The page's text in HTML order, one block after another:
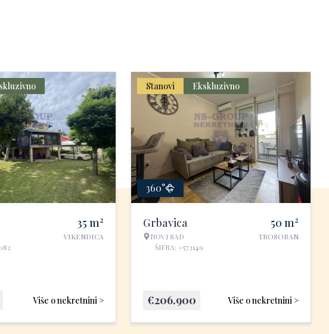
35 m2
VIKENDICA
Više o nekretnini >
Stanovi Ekskluzivno
360°
Grbavica
NOVI SAD
ŠIFRA: #573149
50 m2
TROSOBAN
Više o nekretnini >
€206.900